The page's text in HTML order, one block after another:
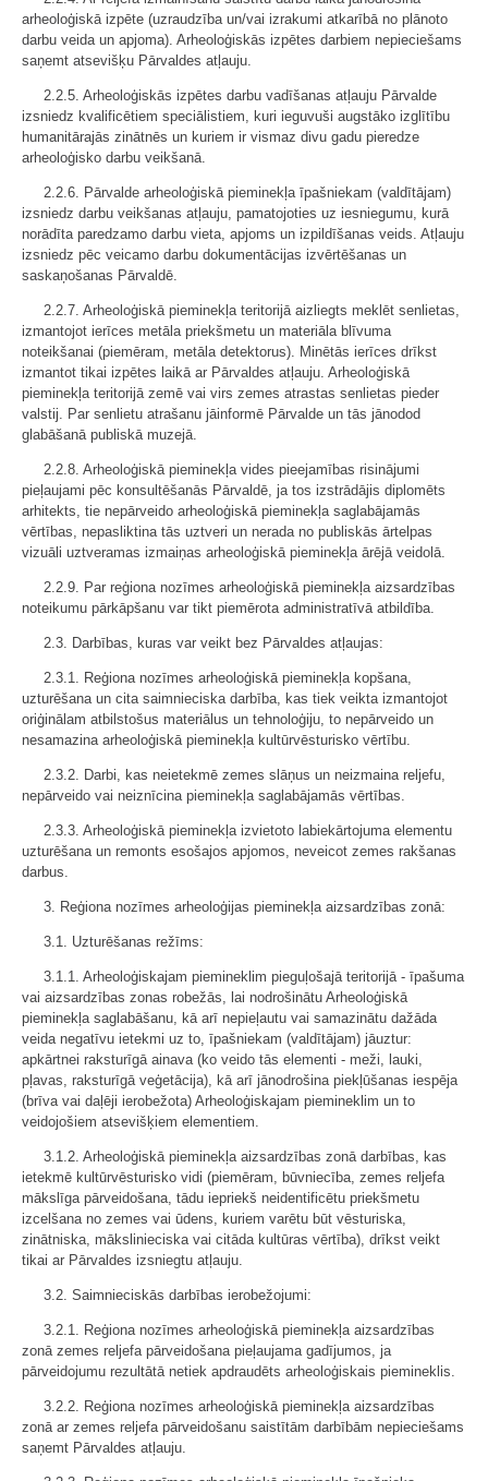
arheoloģiskā izpēte (uzraudzība un/vai izrakumi atkarībā no plānoto
darbu veida un apjoma). Arheoloģiskās izpētes darbiem nepieciešams
saņemt atsevišķu Pārvaldes atļauju.
2.2.5. Arheoloģiskās izpētes darbu vadīšanas atļauju Pārvalde
izsniedz kvalificētiem speciālistiem, kuri ieguvuši augstāko izglītību
humanitārajās zinātnēs un kuriem ir vismaz divu gadu pieredze
arheoloģisko darbu veikšanā.
2.2.6. Pārvalde arheoloģiskā pieminekļa īpašniekam (valdītājam)
izsniedz darbu veikšanas atļauju, pamatojoties uz iesniegumu, kurā
norādīta paredzamo darbu vieta, apjoms un izpildīšanas veids. Atļauju
izsniedz pēc veicamo darbu dokumentācijas izvērtēšanas un
saskaņošanas Pārvaldē.
2.2.7. Arheoloģiskā pieminekļa teritorijā aizliegts meklēt senlietas,
izmantojot ierīces metāla priekšmetu un materiāla blīvuma
noteikšanai (piemēram, metāla detektorus). Minētās ierīces drīkst
izmantot tikai izpētes laikā ar Pārvaldes atļauju. Arheoloģiskā
pieminekļa teritorijā zemē vai virs zemes atrastas senlietas pieder
valstij. Par senlietu atrašanu jāinformē Pārvalde un tās jānodod
glabāšanā publiskā muzejā.
2.2.8. Arheoloģiskā pieminekļa vides pieejamības risinājumi
pieļaujami pēc konsultēšanās Pārvaldē, ja tos izstrādājis diplomēts
arhitekts, tie nepārveido arheoloģiskā pieminekļa saglabājamās
vērtības, nepasliktina tās uztveri un nerada no publiskās ārtelpas
vizuāli uztveramas izmaiņas arheoloģiskā pieminekļa ārējā veidolā.
2.2.9. Par reģiona nozīmes arheoloģiskā pieminekļa aizsardzības
noteikumu pārkāpšanu var tikt piemērota administratīvā atbildība.
2.3. Darbības, kuras var veikt bez Pārvaldes atļaujas:
2.3.1. Reģiona nozīmes arheoloģiskā pieminekļa kopšana,
uzturēšana un cita saimnieciska darbība, kas tiek veikta izmantojot
oriģinālam atbilstošus materiālus un tehnoloģiju, to nepārveido un
nesamazina arheoloģiskā pieminekļa kultūrvēsturisko vērtību.
2.3.2. Darbi, kas neietekmē zemes slāņus un neizmaina reljefu,
nepārveido vai neiznīcina pieminekļa saglabājamās vērtības.
2.3.3. Arheoloģiskā pieminekļa izvietoto labiekārtojuma elementu
uzturēšana un remonts esošajos apjomos, neveicot zemes rakšanas
darbus.
3. Reģiona nozīmes arheoloģijas pieminekļa aizsardzības zonā:
3.1. Uzturēšanas režīms:
3.1.1. Arheoloģiskajam piemineklim pieguļošajā teritorijā - īpašuma
vai aizsardzības zonas robežās, lai nodrošinātu Arheoloģiskā
pieminekļa saglabāšanu, kā arī nepieļautu vai samazinātu dažāda
veida negatīvu ietekmi uz to, īpašniekam (valdītājam) jāuztur:
apkārtnei raksturīgā ainava (ko veido tās elementi - meži, lauki,
pļavas, raksturīgā veģetācija), kā arī jānodrošina piekļūšanas iespēja
(brīva vai daļēji ierobežota) Arheoloģiskajam piemineklim un to
veidojošiem atsevišķiem elementiem.
3.1.2. Arheoloģiskā pieminekļa aizsardzības zonā darbības, kas
ietekmē kultūrvēsturisko vidi (piemēram, būvniecība, zemes reljefa
mākslīga pārveidošana, tādu iepriekš neidentificētu priekšmetu
izcelšana no zemes vai ūdens, kuriem varētu būt vēsturiska,
zinātniska, mākslinieciska vai citāda kultūras vērtība), drīkst veikt
tikai ar Pārvaldes izsniegtu atļauju.
3.2. Saimnieciskās darbības ierobežojumi:
3.2.1. Reģiona nozīmes arheoloģiskā pieminekļa aizsardzības
zonā zemes reljefa pārveidošana pieļaujama gadījumos, ja
pārveidojumu rezultātā netiek apdraudēts arheoloģiskais piemineklis.
3.2.2. Reģiona nozīmes arheoloģiskā pieminekļa aizsardzības
zonā ar zemes reljefa pārveidošanu saistītām darbībām nepieciešams
saņemt Pārvaldes atļauju.